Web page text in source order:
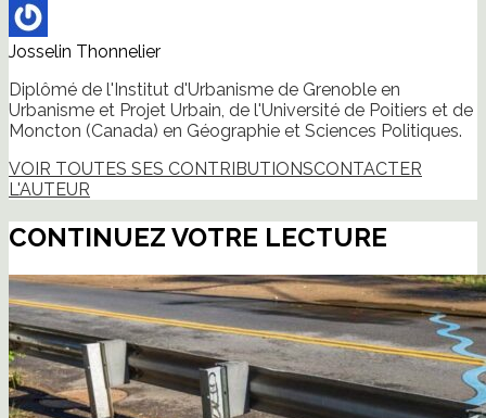
Josselin Thonnelier
Diplômé de l'Institut d'Urbanisme de Grenoble en
Urbanisme et Projet Urbain, de l'Université de Poitiers et de
Moncton (Canada) en Géographie et Sciences Politiques.
VOIR TOUTES SES CONTRIBUTIONSCONTACTER
L'AUTEUR
CONTINUEZ VOTRE LECTURE